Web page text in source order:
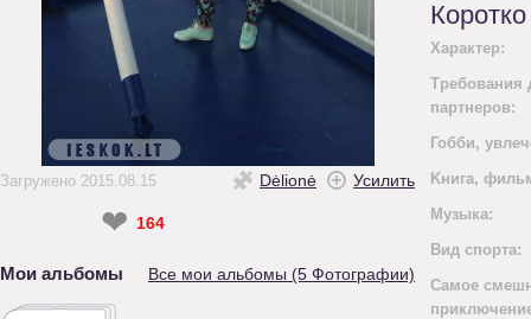
Загружено 2015.08.15 Dėlionė Усилить
❤ 164
Мои альбомы Все мои альбомы (5 Фотографии)
Характер:
Требования
партнеров:
Гобби,
Kнига,
Mузыка:
Вид спорта:
Самое